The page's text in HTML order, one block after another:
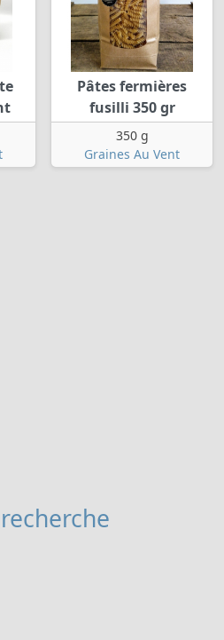
Pâtes fermières
fusilli 350 gr
350 g
Graines Au Vent